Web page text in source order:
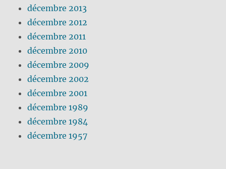
décembre 2013
décembre 2012
décembre 2011
décembre 2010
décembre 2009
décembre 2002
décembre 2001
décembre 1989
décembre 1984
décembre 1957